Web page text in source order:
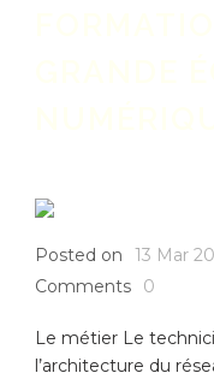
Posted on
13 Mar
Comments
0
Le métier Le
l’architecture du